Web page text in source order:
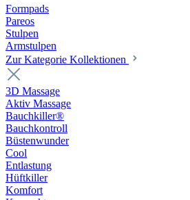
Formpads
Pareos
Stulpen
Armstulpen
Zur Kategorie Kollektionen
3D Massage
Aktiv Massage
Bauchkiller®
Bauchkontroll
Büstenwunder
Cool
Entlastung
Hüftkiller
Komfort